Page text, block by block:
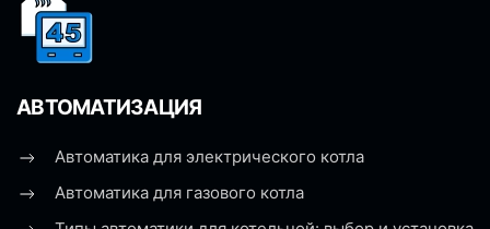
АВТОМАТИЗАЦИЯ
Автоматика для электрического котла
Автоматика для газового котла